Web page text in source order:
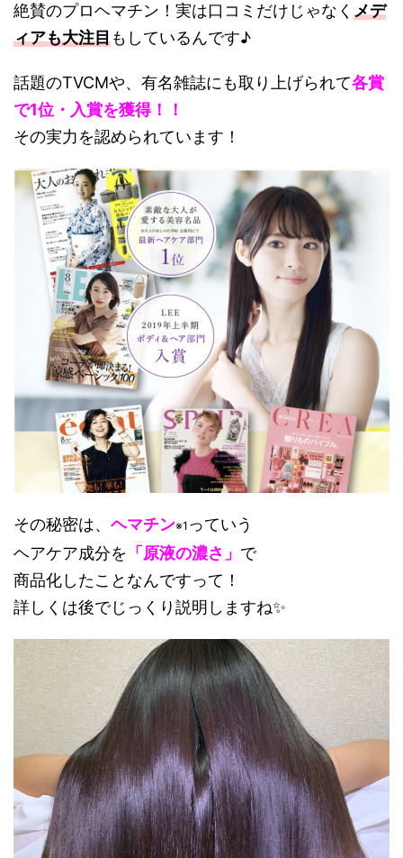
絶賛のプロヘマチン！実は口コミだけじゃなく メデ
ィアも大注目もしているんです♪
話題のTVCMや、有名雑誌にも取り上げられて各賞
で1位・入賞を獲得！！
その実力を認められています！
その秘密は、 ヘマチン※1 っていう
ヘアケア成分を 「原液の濃さ」 で
商品化したことなんですって！
詳しくは後でじっくり説明しますね✨